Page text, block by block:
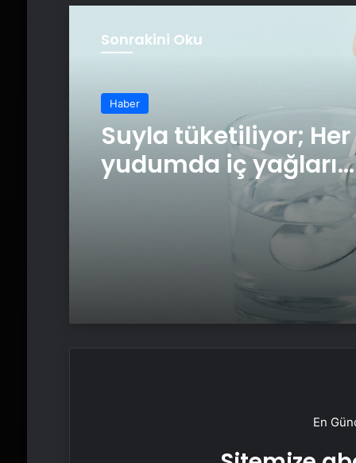
Sonrakini Oku
Haber
Suyla tüketiliyor; Her
yudumda iç yağları
parçalıyor…
En